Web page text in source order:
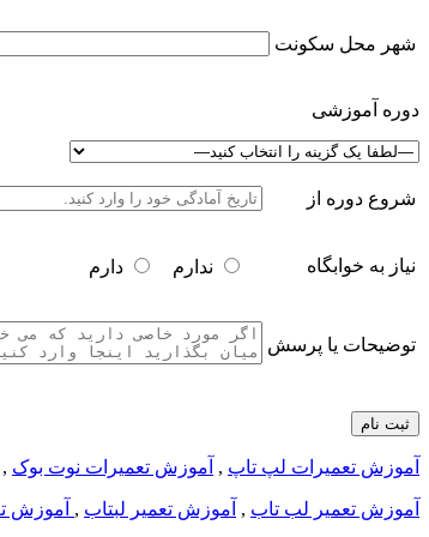
شهر محل سکونت
دوره آموزشی
شروع دوره از
نیاز به خوابگاه ندارم دارم
توضیحات یا پرسش
آموزش تعمیرات لپ تاپ , آموزش تعمیرات نوت بوک
آموزش تعمیر لب تاب , آموزش تعمیر لبتاب , آموزش